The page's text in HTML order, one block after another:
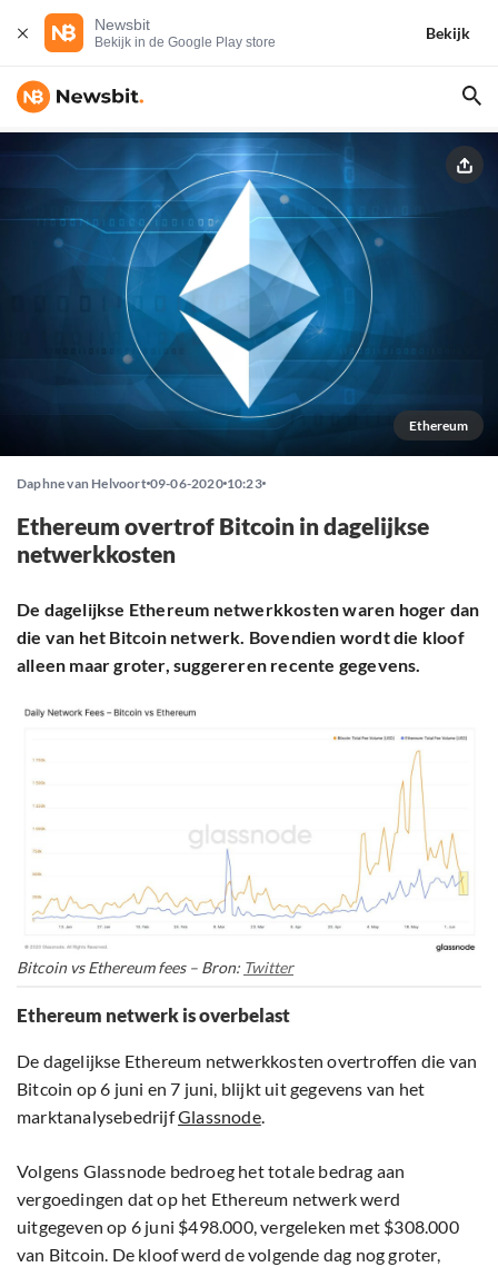
Newsbit
Bekijk in de Google Play store
Bekijk
Ethereum
Daphne van Helvoort 09-06-2020 10:23
Ethereum overtrof Bitcoin in dagelijkse
netwerkkosten
De dagelijkse Ethereum netwerkkosten waren hoger dan
die van het Bitcoin netwerk. Bovendien wordt die kloof
alleen maar groter, suggereren recente gegevens.
Bitcoin vs Ethereum fees – Bron: Twitter
Ethereum netwerk is overbelast
De dagelijkse Ethereum netwerkkosten overtroffen die van
Bitcoin op 6 juni en 7 juni, blijkt uit gegevens van het
marktanalysebedrijfGlassnode.
Volgens Glassnode bedroeg het totale bedrag aan
vergoedingen dat op het Ethereum netwerk werd
uitgegeven op 6 juni $498.000, vergeleken met $308.000
van Bitcoin. De kloof werd de volgende dag nog groter,